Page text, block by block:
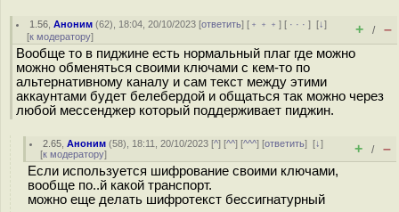
1.56 ,Аноним (62), 18:04, 20/10/2023 [ответить] [ ﹢﹢﹢] [ · · ·][↓]
[к модератору] + / –
Вообще то в пиджине есть нормальный плаг где можно
можно обменяться своими ключами с кем-то по
альтернативному каналу и сам текст между этими
аккаунтами будет белебердой и общаться так можно через
любой мессенджер который поддерживает пиджин.
2.65 ,Аноним (58), 18:11, 20/10/2023 [^] [^^] [^^^] [ответить][↓]
[к модератору] + / –
Если используется шифрование своими ключами,
вообще по..й какой транспорт.
можно еще делать шифротекст бессигнатурный